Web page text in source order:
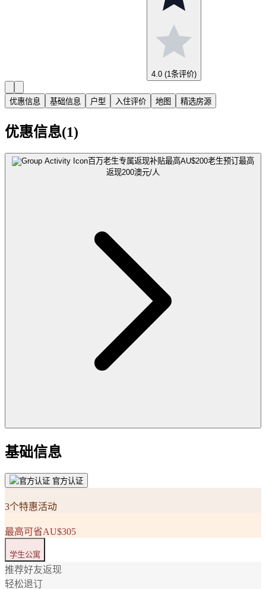
4.0 (1条评价)
优惠信息 基础信息 户型 入住评价 地图 精选房源
优惠信息(1)
百万老生专属返现补贴最高AU$200老生预订最高
返现200澳元/人
基础信息
官方认证
3个特惠活动
最高可省AU$305
学生公寓
推荐好友返现
轻松退订